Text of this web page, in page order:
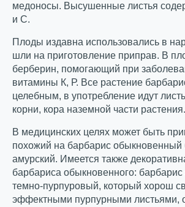
медоносы. Высушенные листья
и С.
Плоды издавна использовались в
шли на приготовление приправ. В
берберин, помогающий при
витамины К, Р. Все растение
целебным, в употребление идут
корни, кора наземной части растения.
В медицинских целях может быть
похожий на барбарис обыкновенный
амурский. Имеется также
барбариса обыкновенного:
темно-пурпуровый, который хорош
эффектными пурпурными листьями,